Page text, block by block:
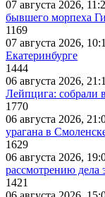
07 августа 2026,
бывшего морпеха
1169
07 августа 2026,
Екатеринбурге
1444
06 августа 2026,
Лейпцига: собрали
1770
06 августа 2026,
урагана в
1629
06 августа 2026,
рассмотрению
1421